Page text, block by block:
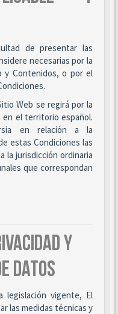
de presentar las
necesarias por la
y Contenidos, o por el
Web se regirá por la
en el territorio español.
en relación a la
estas Condiciones las
la jurisdicción ordinaria
que correspondan
Y
DATOS
legislación vigente, El
las medidas técnicas y